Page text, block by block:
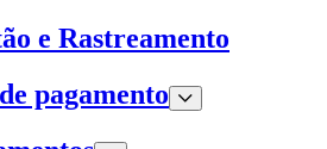
e Rastreamento
pagamento